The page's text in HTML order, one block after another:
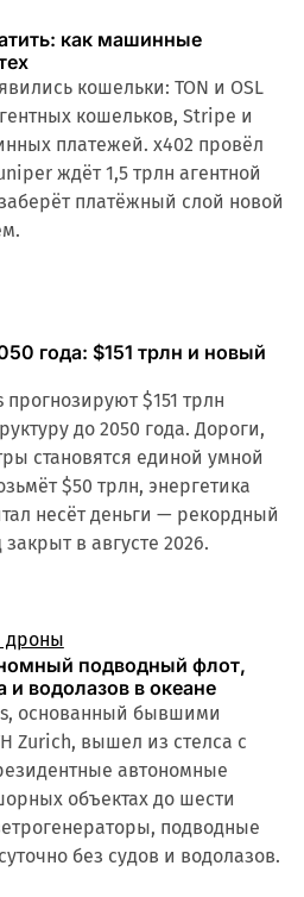
как машинные
кошельки: TON и OSL
кошельков, Stripe и
платежей. x402 провёл
ждёт 1,5 трлн агентной
платёжный слой новой
года: $151 трлн и новый
$151 трлн
до 2050 года. Дороги,
становятся единой умной
$50 трлн, энергетика
несёт деньги — рекордный
в августе 2026.
дроны
подводный флот,
и водолазов в океане
основанный бывшими
Zurich, вышел из стелса с
автономные
объектах до шести
подводные
без судов и водолазов.